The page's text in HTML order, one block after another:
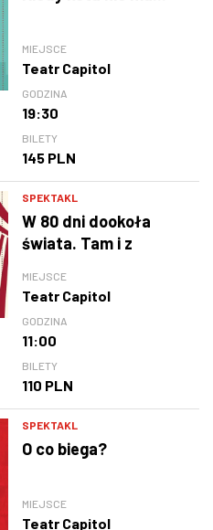
MIEJSCE
Teatr Capitol
GODZINA
19:30
BILETY
145 PLN
SPEKTAKL
W 80 dni dookoła
świata. Tam i z
MIEJSCE
Teatr Capitol
GODZINA
11:00
BILETY
110 PLN
SPEKTAKL
O co biega?
MIEJSCE
Teatr Capitol